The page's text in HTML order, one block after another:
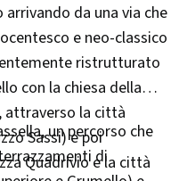
da una via che
e neo-classico
ristrutturato
con la chiesa della
attraverso la città
Sassi) e poi
Quadrivio e la città
un percorso che
di